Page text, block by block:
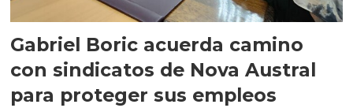
Gabriel Boric acuerda camino
con sindicatos de Nova Austral
para proteger sus empleos